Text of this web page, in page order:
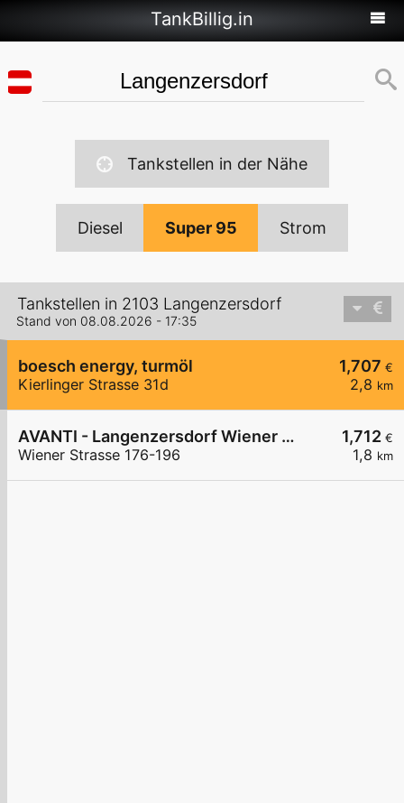
TankBillig.in
Tankstellen in der Nähe
Diesel Super 95 Strom
Tankstellen in 2103 Langenzersdorf
Stand von 08.08.2026 - 17:35
1,707 €
2,8 km
boesch energy, turmöl
Kierlinger Strasse 31d
1,712 €
1,8 km
AVANTI - Langenzersdorf Wiener Straße 176-196
Wiener Strasse 176-196